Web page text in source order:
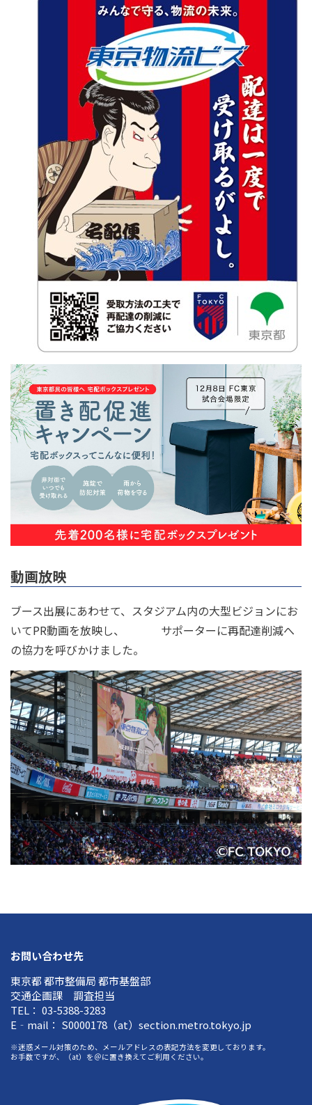
動画放映
ブース出展にあわせて、スタジアム内の大型ビジョンにお
いてPR動画を放映し、 サポーターに再配達削減へ
の協力を呼びかけました。
お問い合わせ先
東京都 都市整備局 都市基盤部
交通企画課 調査担当
TEL： 03-5388-3283
E‐mail： S0000178（at）section.metro.tokyo.jp
※迷惑メール対策のため、メールアドレスの表記方法を変更しております。
お手数ですが、（at）を＠に置き換えてご利用ください。